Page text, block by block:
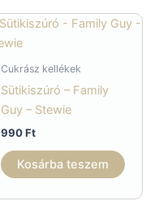
Cukrász kellékek
Sütikiszúró – Family
Guy – Stewie
990Ft
Kosárba teszem